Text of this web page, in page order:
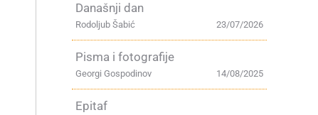
Današnji dan
23/07/2026
Rodoljub Šabić
Pisma i fotografije
14/08/2025
Georgi Gospodinov
Epitaf